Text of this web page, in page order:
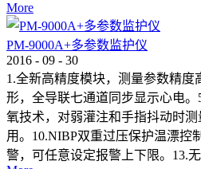
More
PM-9000A+多参数监护仪
2016 - 09 - 30
1.全新高精度模块，测量参数精
形，全导联七通道同步显示心电
氧技术，对弱灌注和手指抖动时
用。10.NIBP双重过压保护温漂控
警，可任意设定报警上下限。13.